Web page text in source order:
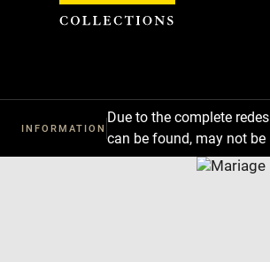
INFORMATION
Due to the complete
can be found, may not
Cookies management panel